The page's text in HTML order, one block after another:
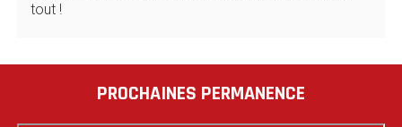
tout !
PROCHAINES PERMANENCE